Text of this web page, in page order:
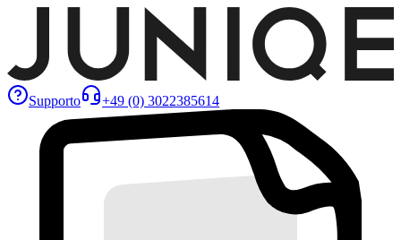
Supporto +49 (0) 3022385614